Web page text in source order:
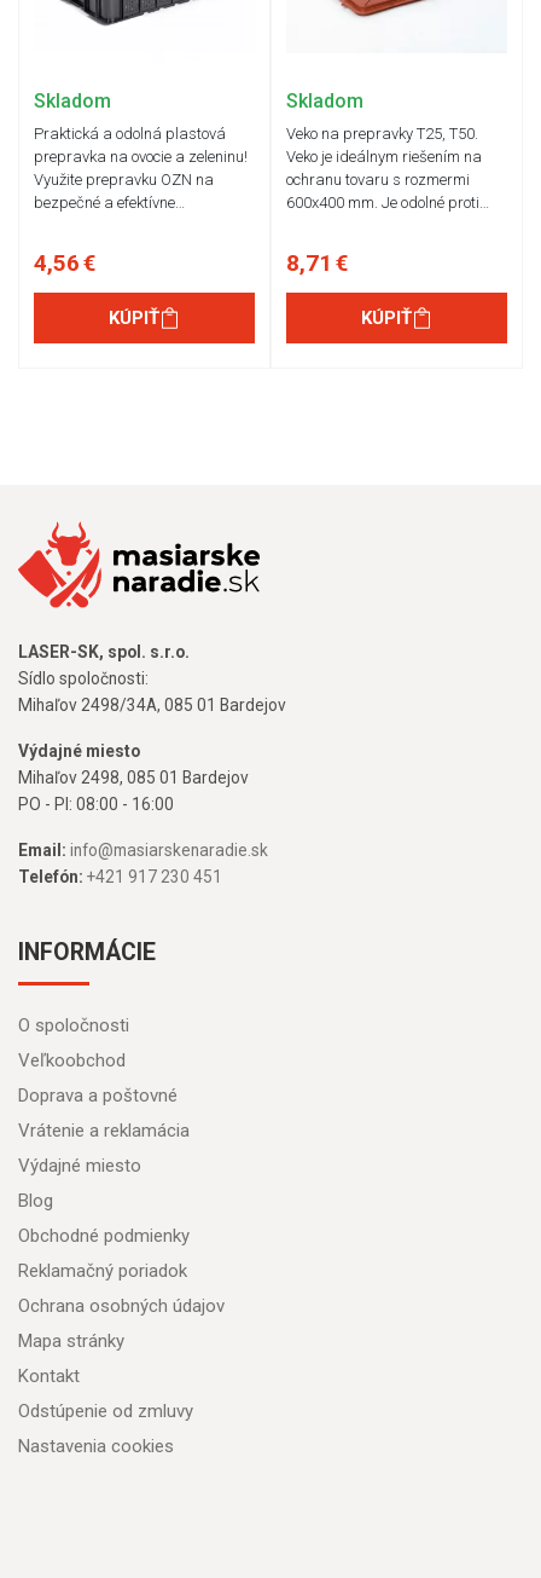
Skladom
Praktická a odolná plastová
prepravka na ovocie a zeleninu!
Využite prepravku OZN na
bezpečné a efektívne…
4,56 €
KÚPIŤ
Skladom
Veko na prepravky T25, T50.
Veko je ideálnym riešením na
ochranu tovaru s rozmermi
600x400 mm. Je odolné proti…
8,71 €
KÚPIŤ
LASER-SK, spol. s.r.o.
Sídlo spoločnosti:
Mihaľov 2498/34A, 085 01 Bardejov
Výdajné miesto
Mihaľov 2498, 085 01 Bardejov
PO - PI: 08:00 - 16:00
Email: info@masiarskenaradie.sk
Telefón: +421 917 230 451
INFORMÁCIE
O spoločnosti
Veľkoobchod
Doprava a poštovné
Vrátenie a reklamácia
Výdajné miesto
Blog
Obchodné podmienky
Reklamačný poriadok
Ochrana osobných údajov
Mapa stránky
Kontakt
Odstúpenie od zmluvy
Nastavenia cookies